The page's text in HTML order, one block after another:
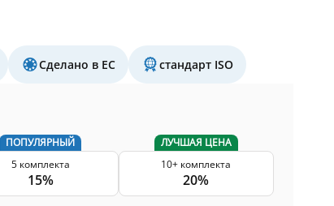
Сделано в ЕС стандарт ISO
ПОПУЛЯРНЫЙ
5 комплекта
15%
ЛУЧШАЯ ЦЕНА
10+ комплекта
20%